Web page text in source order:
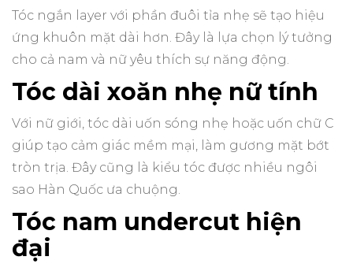
Tóc ngắn layer với phần đuôi tỉa nhẹ sẽ tạo hiệu
ứng khuôn mặt dài hơn. Đây là lựa chọn lý tưởng
cho cả nam và nữ yêu thích sự năng động.
Tóc dài xoăn nhẹ nữ tính
Với nữ giới, tóc dài uốn sóng nhẹ hoặc uốn chữ C
giúp tạo cảm giác mềm mại, làm gương mặt bớt
tròn trịa. Đây cũng là kiểu tóc được nhiều ngôi
sao Hàn Quốc ưa chuộng.
Tóc nam undercut hiện
đại